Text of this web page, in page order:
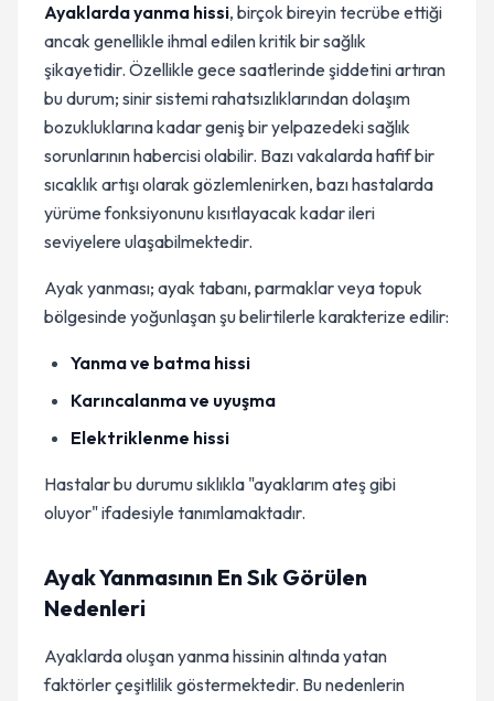
Ayaklarda yanma hissi, birçok bireyin tecrübe ettiği
ancak genellikle ihmal edilen kritik bir sağlık
şikayetidir. Özellikle gece saatlerinde şiddetini artıran
bu durum; sinir sistemi rahatsızlıklarından dolaşım
bozukluklarına kadar geniş bir yelpazedeki sağlık
sorunlarının habercisi olabilir. Bazı vakalarda hafif bir
sıcaklık artışı olarak gözlemlenirken, bazı hastalarda
yürüme fonksiyonunu kısıtlayacak kadar ileri
seviyelere ulaşabilmektedir.
Ayak yanması; ayak tabanı, parmaklar veya topuk
bölgesinde yoğunlaşan şu belirtilerle karakterize edilir:
Yanma ve batma hissi
Karıncalanma ve uyuşma
Elektriklenme hissi
Hastalar bu durumu sıklıkla "ayaklarım ateş gibi
oluyor" ifadesiyle tanımlamaktadır.
Ayak Yanmasının En Sık Görülen
Nedenleri
Ayaklarda oluşan yanma hissinin altında yatan
faktörler çeşitlilik göstermektedir. Bu nedenlerin